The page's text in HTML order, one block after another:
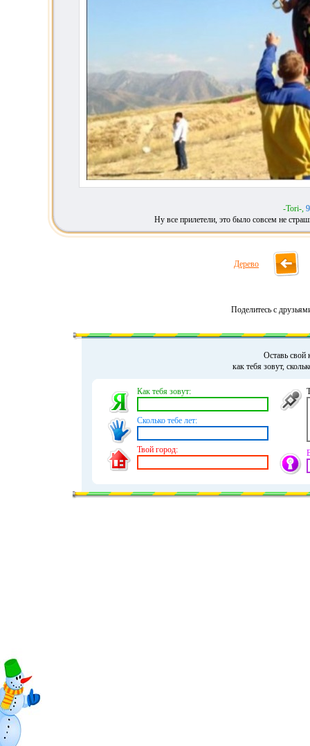
-Tori-,
Ну все прилетели, это было совсем не
Дерево
Поделитесь с
Оставь свой
как тебя зовут,
Как тебя зовут:
Сколько тебе лет:
Твой город: